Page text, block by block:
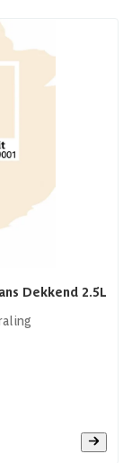
Dekkend 2.5L